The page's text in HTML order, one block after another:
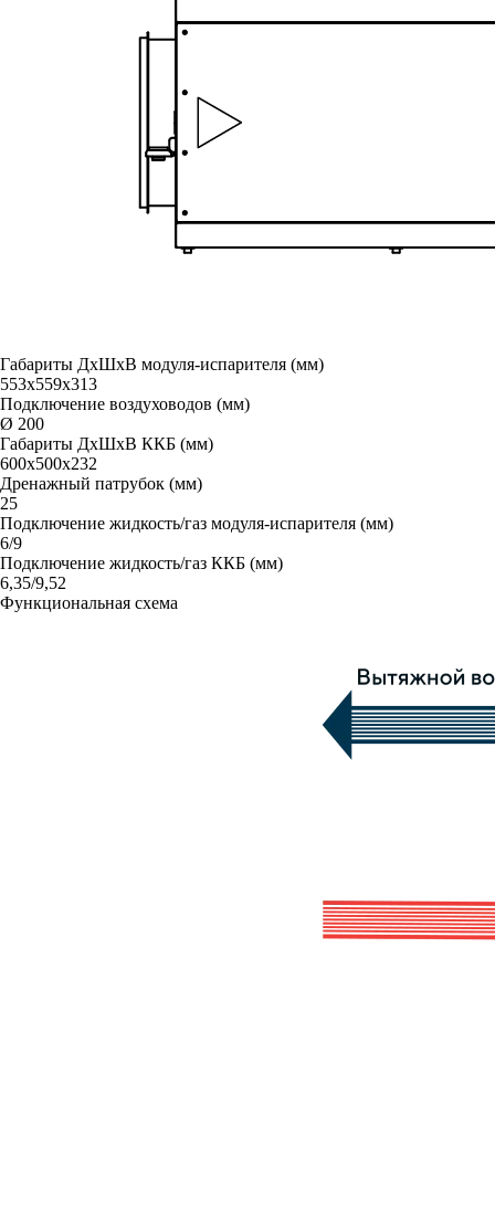
Габариты ДxШxВ модуля-испарителя (мм)
553х559х313
Подключение воздуховодов (мм)
Ø 200
Габариты ДxШxВ ККБ (мм)
600х500х232
Дренажный патрубок (мм)
25
Подключение жидкость/газ модуля-испарителя (мм)
6/9
Подключение жидкость/газ ККБ (мм)
6,35/9,52
Функциональная схема